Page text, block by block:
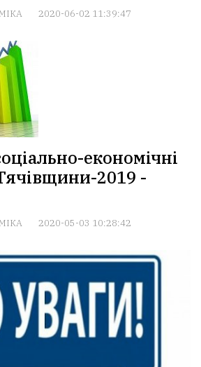
2020-06-02 11:39:47
економічні
2019 -
2020-05-03 10:28:42